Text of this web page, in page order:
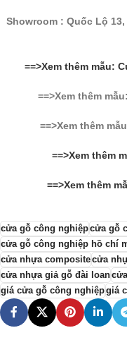
Showroom : Quốc Lộ
==>Xem thêm mẫu:
==>Xem thêm mẫu:
==>Xem thêm
==>Xem thêm
==>Xem thêm
cửa gỗ công nghiệpcửa gỗ
cửa gỗ công nghiệp hồ chí
cửa nhựa compositecửa
cửa nhựa giả gỗ đài loan
giá cửa gỗ công nghiệpgiá